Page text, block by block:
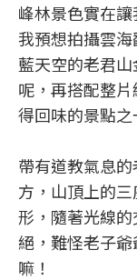
峰林景色實在
我預想拍攝雲
藍天空的老君
呢，再搭配整
得回味的景點之
帶有道教氣息
方，山頂上的
形，隨著光線
絕，難怪老子
嘛！